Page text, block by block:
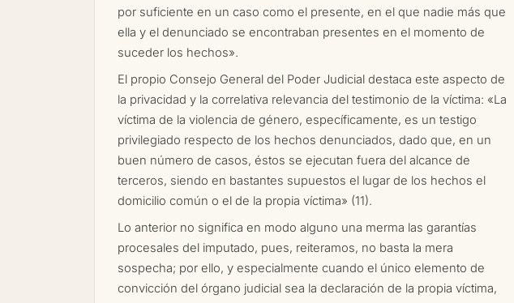
por suficiente en un caso como el presente, en el que nadie más que
ella y el denunciado se encontraban presentes en el momento de
suceder los hechos».
El propio Consejo General del Poder Judicial destaca este aspecto de
la privacidad y la correlativa relevancia del testimonio de la víctima: «La
víctima de la violencia de género, específicamente, es un testigo
privilegiado respecto de los hechos denunciados, dado que, en un
buen número de casos, éstos se ejecutan fuera del alcance de
terceros, siendo en bastantes supuestos el lugar de los hechos el
domicilio común o el de la propia víctima» (11).
Lo anterior no significa en modo alguno una merma las garantías
procesales del imputado, pues, reiteramos, no basta la mera
sospecha; por ello, y especialmente cuando el único elemento de
convicción del órgano judicial sea la declaración de la propia víctima,